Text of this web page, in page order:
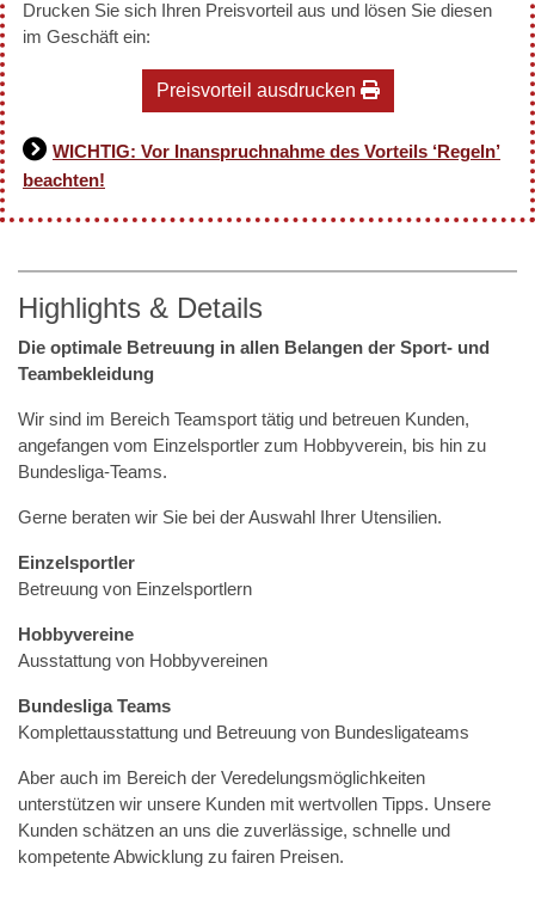
Drucken Sie sich Ihren Preisvorteil aus und lösen Sie diesen
im Geschäft ein:
Preisvorteil ausdrucken
WICHTIG: Vor Inanspruchnahme des Vorteils ‘Regeln’
beachten!
Highlights & Details
Die optimale Betreuung in allen Belangen der Sport- und
Teambekleidung
Wir sind im Bereich Teamsport tätig und betreuen Kunden,
angefangen vom Einzelsportler zum Hobbyverein, bis hin zu
Bundesliga-Teams.
Gerne beraten wir Sie bei der Auswahl Ihrer Utensilien.
Einzelsportler
Betreuung von Einzelsportlern
Hobbyvereine
Ausstattung von Hobbyvereinen
Bundesliga Teams
Komplettausstattung und Betreuung von Bundesligateams
Aber auch im Bereich der Veredelungsmöglichkeiten
unterstützen wir unsere Kunden mit wertvollen Tipps. Unsere
Kunden schätzen an uns die zuverlässige, schnelle und
kompetente Abwicklung zu fairen Preisen.